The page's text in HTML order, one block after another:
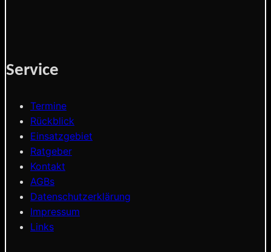
Service
Termine
Rückblick
Einsatzgebiet
Ratgeber
Kontakt
AGBs
Datenschutzerklärung
Impressum
Links